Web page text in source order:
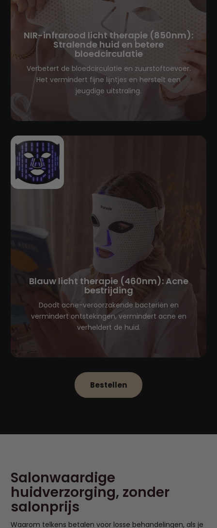
NIR-infrarood licht therapie (850nm):
Stralende huid en betere
bloedcirculatie
Verbetert de bloedcirculatie en zuurstoftoevoer.
Het vermindert fijne lijntjes en herstelt een
jeugdige uitstraling.
Blauw licht therapie (460nm): Acne
bestrijding
Doodt acne-veroorzakende bacteriën en
vermindert ontstekingen, vermindert acne en
verheldert de huid.
Bestellen
Salonwaardige
huidverzorging, zonder
salonprijs
Waarom telkens betalen voor losse behandelingen, als je